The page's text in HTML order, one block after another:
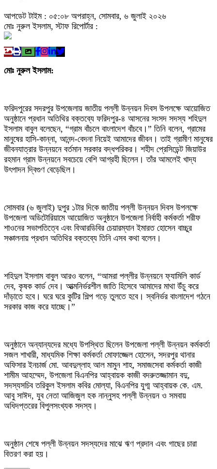
আপডেট টাইম : ০৫:০৮ অপরাহ্ন, সোমবার, ৬ জুলাই ২০২৬
মোঃ নুরুল ইসলাম, স্টাফ রিপোর্টার :
মোঃ নুরুল ইসলাম:
ফরিদপুরের সদরপুর উপজেলায় জাতীয় পল্লী উন্নয়ন দিবস উপলক্ষে আয়োজিত
অনুষ্ঠানে প্রধান অতিথির বক্তব্যে ফরিদপুর-৪ আসনের সংসদ সদস্য শহিদুল
ইসলাম বাবুল বলেছেন, “গ্রাম বাঁচলে বাংলাদেশ বাঁচবে।” তিনি বলেন, গ্রামের
মানুষের হাসি-কান্না, আনন্দ-বেদনা নিয়েই আমাদের জীবন। তাই গ্রামীণ মানুষের
জীবনযাত্রার উন্নয়নে বর্তমান সরকার বদ্ধপরিকর। শহীদ প্রেসিডেন্ট জিয়াউর
রহমান গ্রাম উন্নয়নে সবচেয়ে বেশি আগ্রহী ছিলেন। তাঁর আমলেই খাদ্য
উৎপাদন দ্বিগুণ বেড়েছিল।
সোমবার (৬ জুলাই) দুপুর ১টার দিকে জাতীয় পল্লী উন্নয়ন দিবস উপলক্ষে
উপজেলা অডিটোরিয়ামে আয়োজিত অনুষ্ঠানে উপজেলা নির্বাহী কর্মকর্তা শরীফ
শাওনের সভাপতিত্বে এবং বিআরডিবির চেয়ারম্যান ইমারত হোসেন বাচ্চুর
সঞ্চালনায় প্রধান অতিথির বক্তব্যে তিনি এসব কথা বলেন।
শহিদুল ইসলাম বাবুল আরও বলেন, “আমরা পল্লীর উন্নয়নে ফ্যামিলি কার্ড
দেব, কৃষক কার্ড দেব। আত্মনির্ভরশীল জাতি হিসেবে আমাদের মাথা উঁচু করে
দাঁড়াতে হবে। ঘরে ঘরে কুটির শিল্প গড়ে তুলতে হবে। স্বনির্ভর বাংলাদেশ গঠনে
সরকার কাজ করে যাচ্ছে।”
অনুষ্ঠানে অন্যান্যদের মধ্যে উপস্থিত ছিলেন উপজেলা পল্লী উন্নয়ন কর্মকর্তা
সজল শাখারী, মাধ্যমিক শিক্ষা কর্মকর্তা মোফাজ্জেল হোসেন, সদরপুর থানার
অফিসার ইনচার্জ মো. আবদুল্লাহ আল মামুন শাহ, সমাজসেবা কর্মকর্তা কাজী
শামীম আহম্মেদ, উপজেলা বিএনপির আহ্বায়ক কাজী বদরুতজ্জামান বদু,
সদস্যসচিব তরিকুল ইসলাম কবির মোল্যা, বিএনপির যুগ্ম আহ্বায়ক কে. এম.
আবু সাঈদ, যুব নেতা আজিজুল হক নান্নুসহ পল্লী উন্নয়ন ও সমবায়
অধিদপ্তরের বিপুলসংখ্যক সদস্য।
অনুষ্ঠান শেষে পল্লী উন্নয়ন সদস্যদের মাঝে ঋণ প্রদান এবং গাছের চারা
বিতরণ করা হয়।